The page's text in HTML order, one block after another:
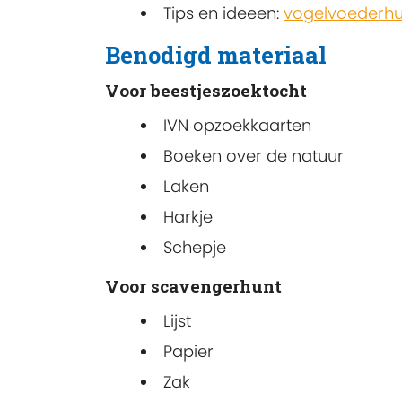
Tips en ideeen:
Benodigd materiaal
Voor beestjeszoektocht
IVN opzoekkaarten
Boeken over de natuur
Laken
Harkje
Schepje
Voor scavengerhunt
Lijst
Papier
Zak